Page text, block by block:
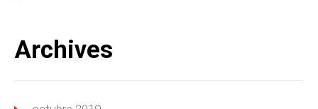
Archives